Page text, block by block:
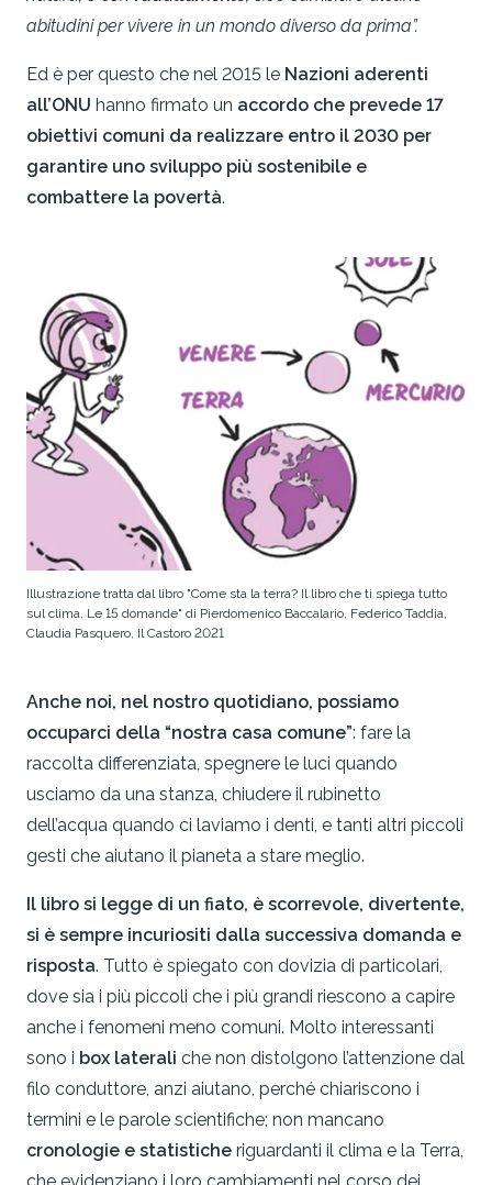
abitudini per vivere in un mondo diverso da prima”.
Ed è per questo che nel 2015 le Nazioni aderenti
all’ONU hanno firmato un accordo che prevede 17
obiettivi comuni da realizzare entro il 2030 per
garantire uno sviluppo più sostenibile e
combattere la povertà.
Illustrazione tratta dal libro "Come sta la terra? Il libro che ti spiega tutto
sul clima. Le 15 domande" di Pierdomenico Baccalario, Federico Taddia,
Claudia Pasquero, Il Castoro 2021
Anche noi, nel nostro quotidiano, possiamo
occuparci della “nostra casa comune”: fare la
raccolta differenziata, spegnere le luci quando
usciamo da una stanza, chiudere il rubinetto
dell’acqua quando ci laviamo i denti, e tanti altri piccoli
gesti che aiutano il pianeta a stare meglio.
Il libro si legge di un fiato, è scorrevole, divertente,
si è sempre incuriositi dalla successiva domanda e
risposta. Tutto è spiegato con dovizia di particolari,
dove sia i più piccoli che i più grandi riescono a capire
anche i fenomeni meno comuni. Molto interessanti
sono i box laterali che non distolgono l’attenzione dal
filo conduttore, anzi aiutano, perché chiariscono i
termini e le parole scientifiche; non mancano
cronologie e statistiche riguardanti il clima e la Terra,